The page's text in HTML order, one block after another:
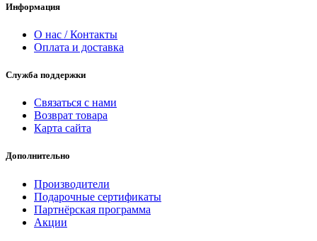
Информация
О нас / Контакты
Оплата и доставка
Служба поддержки
Связаться с нами
Возврат товара
Карта сайта
Дополнительно
Производители
Подарочные сертификаты
Партнёрская программа
Акции